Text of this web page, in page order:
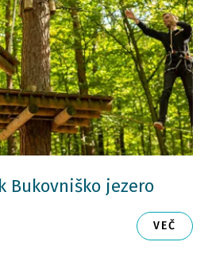
Bukovniško jezero
VEČ